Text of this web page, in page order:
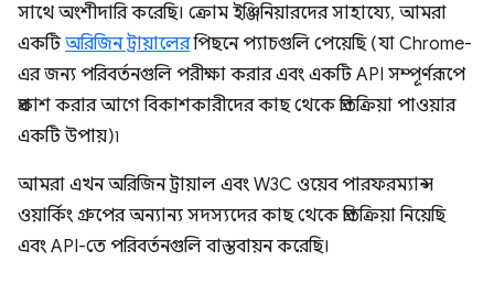
সাথে অংশীদারি করেছি। ক্রোম ইঞ্জিনিয়ারদের সাহায্যে, আমরা
একটিঅরিজিন ট্রায়ালেরপিছনে প্যাচগুলি পেয়েছি (যা Chrome-
এর জন্য পরিবর্তনগুলি পরীক্ষা করার এবং একটি API সম্পূর্ণরূপে
প্রকাশ করার আগে বিকাশকারীদের কাছ থেকে প্রতিক্রিয়া পাওয়ার
একটি উপায়)৷
আমরা এখন অরিজিন ট্রায়াল এবং W3C ওয়েব পারফরম্যান্স
ওয়ার্কিং গ্রুপের অন্যান্য সদস্যদের কাছ থেকে প্রতিক্রিয়া নিয়েছি
এবং API-তে পরিবর্তনগুলি বাস্তবায়ন করেছি।